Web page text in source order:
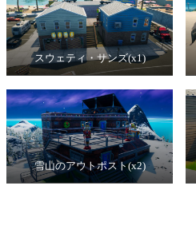
スウェティ・サンズ(x1)
雪山のアウトポスト(x2)